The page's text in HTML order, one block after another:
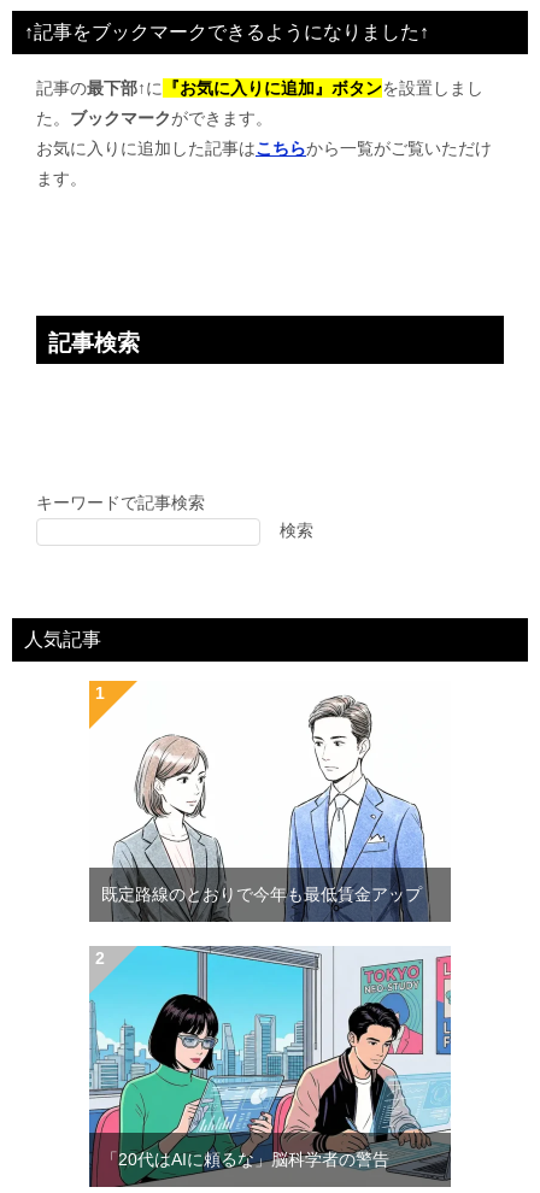
ビ
ゲ
↑記事をブックマークできるようになりました↑
記事の最下部↑に 『お気に入りに追加』ボタンを設置しまし
た。 ブックマークができます。
お気に入りに追加した記事はこちらから一覧がご覧いただけ
ます。
記事検索
キーワードで記事検索
検索
人気記事
既定路線のとおりで今年も最低賃金アップ
「20代はAIに頼るな」脳科学者の警告